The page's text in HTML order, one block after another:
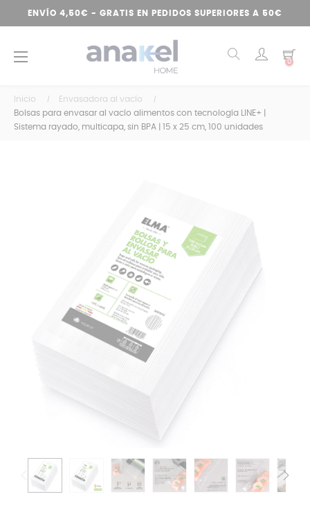
ENVÍO 4,50€ - GRATIS EN PEDIDOS SUPERIORES A 50€
Navegación
☰ 0
Inicio
Envasadora al vacío
Bolsas para envasar al vacío alimentos con tecnología LINE+ |
Sistema rayado, multicapa, sin BPA | 15 x 25 cm, 100 unidades